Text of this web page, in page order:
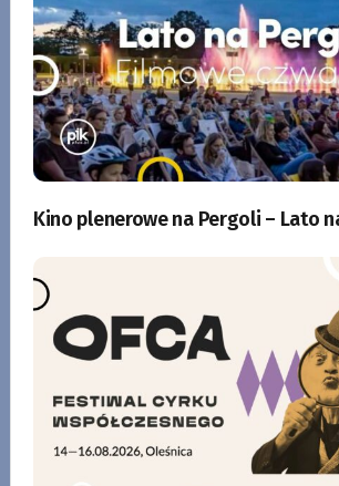
Kino plenerowe na Pergoli – Lato